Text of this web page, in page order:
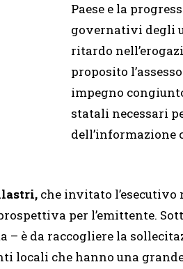
Paese e la
governativi degli
ritardo
proposito
impegno
statali necessari
dell’informazione
che invitato
per l’emittente.
è da raccogliere la
locali che hanno una